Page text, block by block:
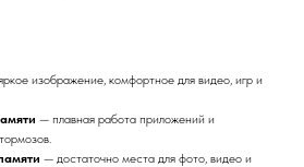
изображение, комфортное для видео, игр и
— плавная работа приложений и
— достаточно места для фото, видео и